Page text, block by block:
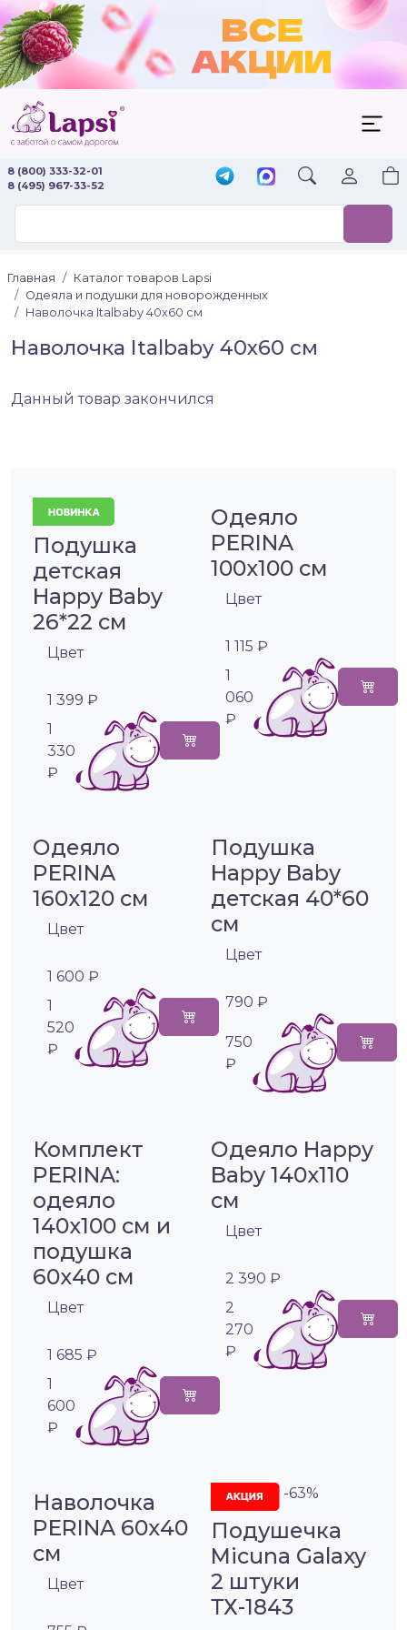
8 (800) 333-32-01
8 (495) 967-33-52
Главная
Каталог товаров Lapsi
Одеяла и подушки для новорожденных
Наволочка Italbaby 40х60 см
Наволочка Italbaby 40х60 см
Данный товар закончился
Подушка
детская
Happy Baby
26*22 см
Цвет
1 399 ₽
1
330
₽
Одеяло
PERINA
100х100 см
Цвет
1 115 ₽
1
060
₽
Одеяло
PERINA
160х120 см
Цвет
1 600 ₽
1
520
₽
Подушка
Happy Baby
детская 40*60
см
Цвет
790 ₽
750
₽
Комплект
PERINA:
одеяло
140х100 см и
подушка
60х40 см
Цвет
1 685 ₽
1
600
₽
Одеяло Happy
Baby 140х110
см
Цвет
2 390 ₽
2
270
₽
Наволочка
PERINA 60х40
см
Цвет
-63%
Подушечка
Micuna Galaxy
2 штуки
ТХ-1843